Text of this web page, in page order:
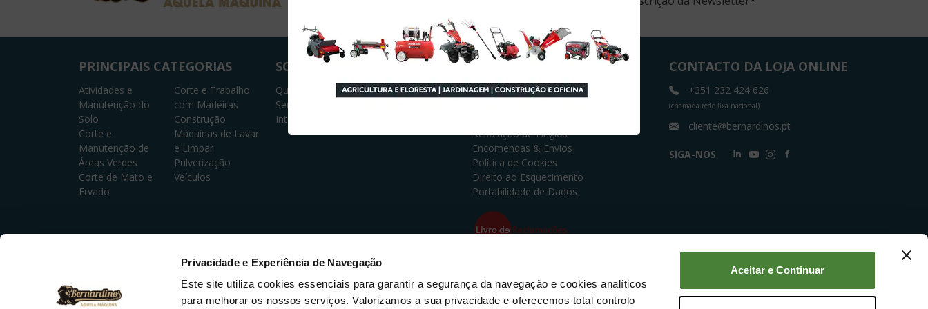
Privacidade e Experiência de Navegação
Este site utiliza cookies essenciais para garantir a segurança da navegação e cookies analíticos
para melhorar os nossos serviços. Valorizamos a sua privacidade e oferecemos total controlo
Aceitar e Continuar
PRINCIPAIS CATEGORIAS
Atividades e
Manutenção do
Solo
Corte e
Manutenção de
Áreas Verdes
Corte de Mato e
Ervado
Corte e Trabalho
com Madeiras
Construção
Máquinas de Lavar
e Limpar
Pulverização
Veículos
SOBRE NÓS
Quem Somos
Serviço Pós Venda
Intermediação de Crédito
LINKS ÚTEIS
Métodos de Pagamento
Resolução de Litígios
Encomendas & Envios
Política de Cookies
Direito ao Esquecimento
Portabilidade de Dados
CONTACTO DA LOJA ONLINE
+351 232 424 626
(chamada rede fixa nacional)
cliente@bernardinos.pt
SIGA-NOS
©2026 Bernardino Caetano & Costa, Lda. Todos os direitos reservados.